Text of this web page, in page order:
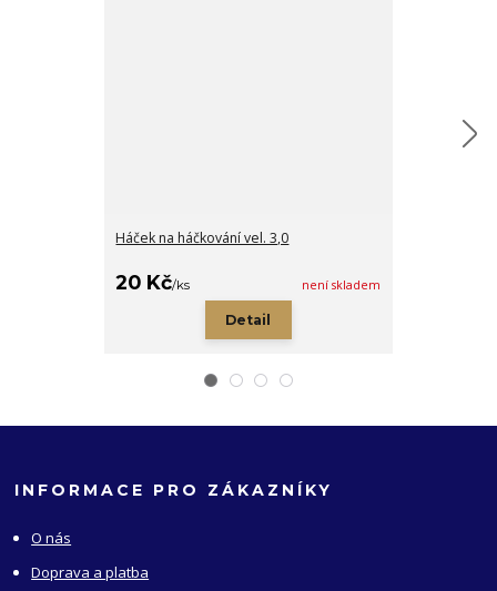
Háček na háčkování vel. 3,0
20 Kč/ks není skladem
Detail
INFORMACE PRO ZÁKAZNÍKY
O nás
Doprava a platba